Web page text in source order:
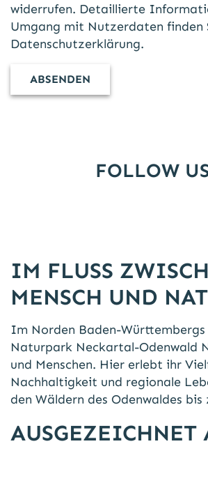
widerrufen. Detaillierte
Umgang mit Nutzerdaten finden
Datenschutzerklärung.
FOLLOW
IM FLUSS
MENSCH UND
Im Norden Baden-
Naturpark Neckartal-Odenwald
und Menschen. Hier erlebt ihr
Nachhaltigkeit und regionale
den Wäldern des Odenwaldes
AUSGEZEICHNET